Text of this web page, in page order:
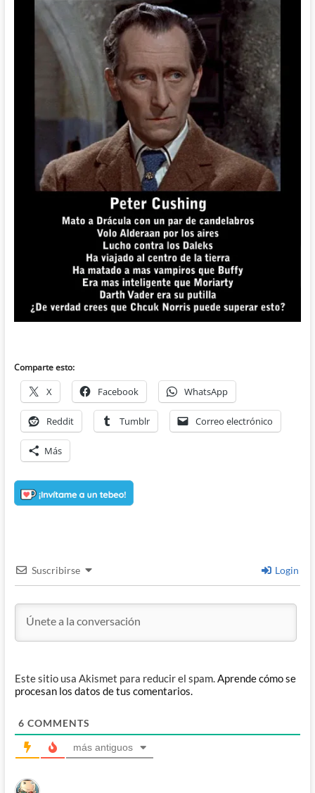
Comparte esto:
X Facebook WhatsApp
Reddit Tumblr Correo electrónico
Más
Suscribirse Login
Este sitio usa Akismet para reducir el spam.Aprende cómo se
procesan los datos de tus comentarios.
6 COMMENTS
más antiguos